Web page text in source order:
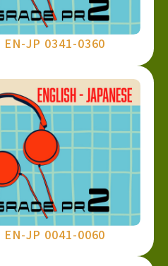
EN-JP 0341-0360
EN-JP 0041-0060